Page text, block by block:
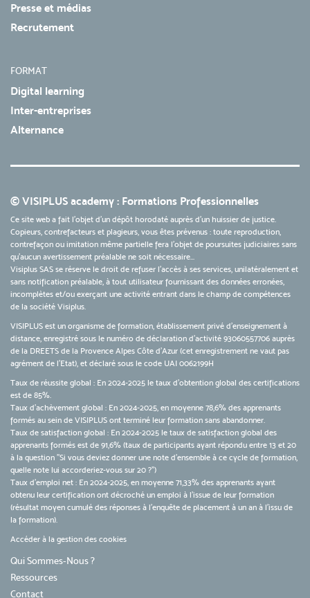
Presse et médias
Recrutement
FORMAT
Digital learning
Inter-entreprises
Alternance
© VISIPLUS academy : Formations Professionnelles
Ce site web a fait l'objet d'un dépôt horodaté auprès d'un huissier de justice.
Copieurs, contrefacteurs et plagieurs, vous êtes prévenus : toute reproduction,
contrefaçon ou imitation même partielle fera l'objet de poursuites judiciaires sans
qu’aucun avertissement préalable ne soit nécessaire...
Visiplus SAS se réserve le droit de refuser l'accès à ses services, unilatéralement et
sans notification préalable, à tout utilisateur fournissant des données erronées,
incomplètes et/ou exerçant une activité entrant dans le champ de compétences
de la société Visiplus.
VISIPLUS est un organisme de formation, établissement privé d’enseignement à
distance, enregistré sous le numéro de déclaration d’activité 93060557706 auprès
de la DREETS de la Provence Alpes Côte d’Azur (cet enregistrement ne vaut pas
agrément de l’Etat), et déclaré sous le code UAI 0062199H
Taux de réussite global : En 2024-2025 le taux d'obtention global des certifications
est de 85%.
Taux d’achèvement global : En 2024-2025, en moyenne 78,6% des apprenants
formés au sein de VISIPLUS ont terminé leur formation sans abandonner.
Taux de satisfaction global : En 2024-2025 le taux de satisfaction global des
apprenants formés est de 91,6% (taux de participants ayant répondu entre 13 et 20
à la question "Si vous deviez donner une note d’ensemble à ce cycle de formation,
quelle note lui accorderiez-vous sur 20 ?")
Taux d’emploi net : En 2024-2025, en moyenne 71,33% des apprenants ayant
obtenu leur certification ont décroché un emploi à l'issue de leur formation
(résultat moyen cumulé des réponses à l'enquête de placement à un an à l'issu de
la formation).
Accéder à la gestion des cookies
Qui Sommes-Nous ?
Ressources
Contact